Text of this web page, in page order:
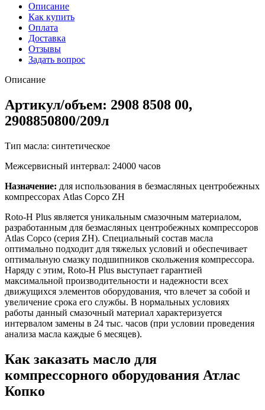
Описание
Как купить
Оплата
Доставка
Отзывы
Задать вопрос
Описание
Артикул/объем: 2908 8508 00,
2908850800/209л
Тип масла: синтетическое
Межсервисный интервал: 24000 часов
Назначение: для использования в безмасляных центробежных
компрессорах Atlas Copco ZH
Roto-H Plus является уникальным смазочным материалом,
разработанным для безмасляных центробежных компрессоров
Atlas Copco (серия ZH). Специальный состав масла
оптимально подходит для тяжелых условий и обеспечивает
оптимальную смазку подшипников скольжения компрессора.
Наряду с этим, Roto-H Plus выступает гарантией
максимальной производительности и надежности всех
движущихся элементов оборудования, что влечет за собой и
увеличение срока его службы. В нормальных условиях
работы данный смазочный материал характеризуется
интервалом замены в 24 тыс. часов (при условии проведения
анализа масла каждые 6 месяцев).
Как заказать масло для
компрессорного оборудования Атлас
Копко